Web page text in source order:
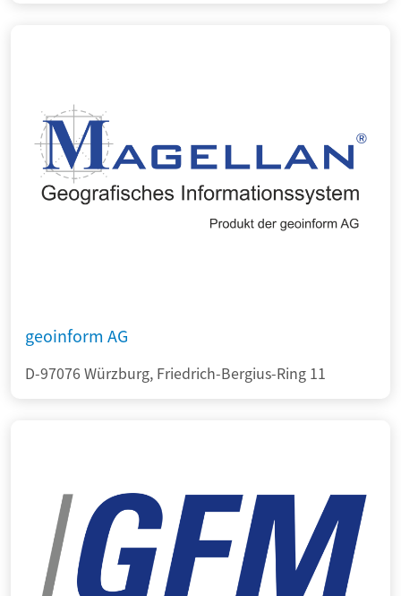
geoinform AG
D-97076 Würzburg, Friedrich-Bergius-Ring 11